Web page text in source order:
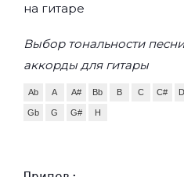
на гитаре
Выбор тональности
аккорды для гитары
Ab A A# Bb B C C#
Gb G G# H